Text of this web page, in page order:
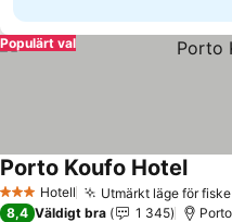
Populärt val
3 StjärnorHotell Utmärkt läge för
Porto Koufo HotelSe
8,4 Väldigt bra 1 345